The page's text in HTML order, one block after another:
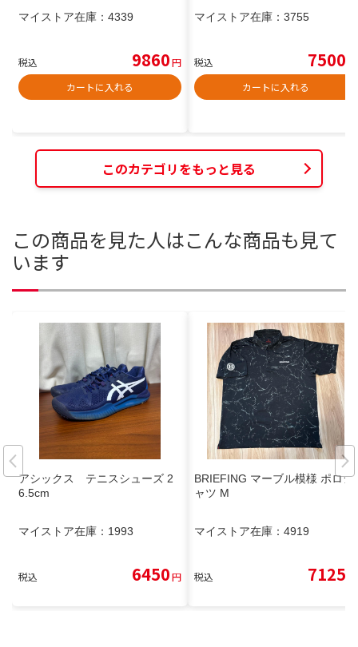
マイストア在庫： 4339
税込 9860円
カートに入れる
マイストア在庫： 3755
税込 7500
カートに入れる
このカテゴリをもっと見る
この商品を見た人はこんな商品も見て
います
アシックス テニスシューズ 2
6.5cm
マイストア在庫： 1993
税込 6450円
BRIEFING マーブル模様 ポロシ
ャツ M
マイストア在庫： 4919
税込 7125